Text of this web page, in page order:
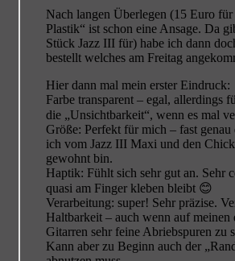
Nach langen Überlegen (15 Euro für
Plastik“ ist schon eine Ansage. Da
Stück Jazz III für) habe ich dann
bestellt welches am Freitag
Hier dann mal mein erster Eindruck:
Farbe transparent – egal, allerdings
die „Unsichtbarkeit“, wenn es mal
Größe: Perfekt für mich – fast genau
ich vom Jazz III Maxi und den
gewohnt bin.
Haptik: Fühlt sich sehr gut an. Sehr
quasi am Finger kleben bleibt 😊
Verarbeitung: super! Sehr präzise.
Haltbarkeit – auch wenn auf meinen
Gitarren sehr feine Abriebspuren zu
Kann aber zu Beginn auch der